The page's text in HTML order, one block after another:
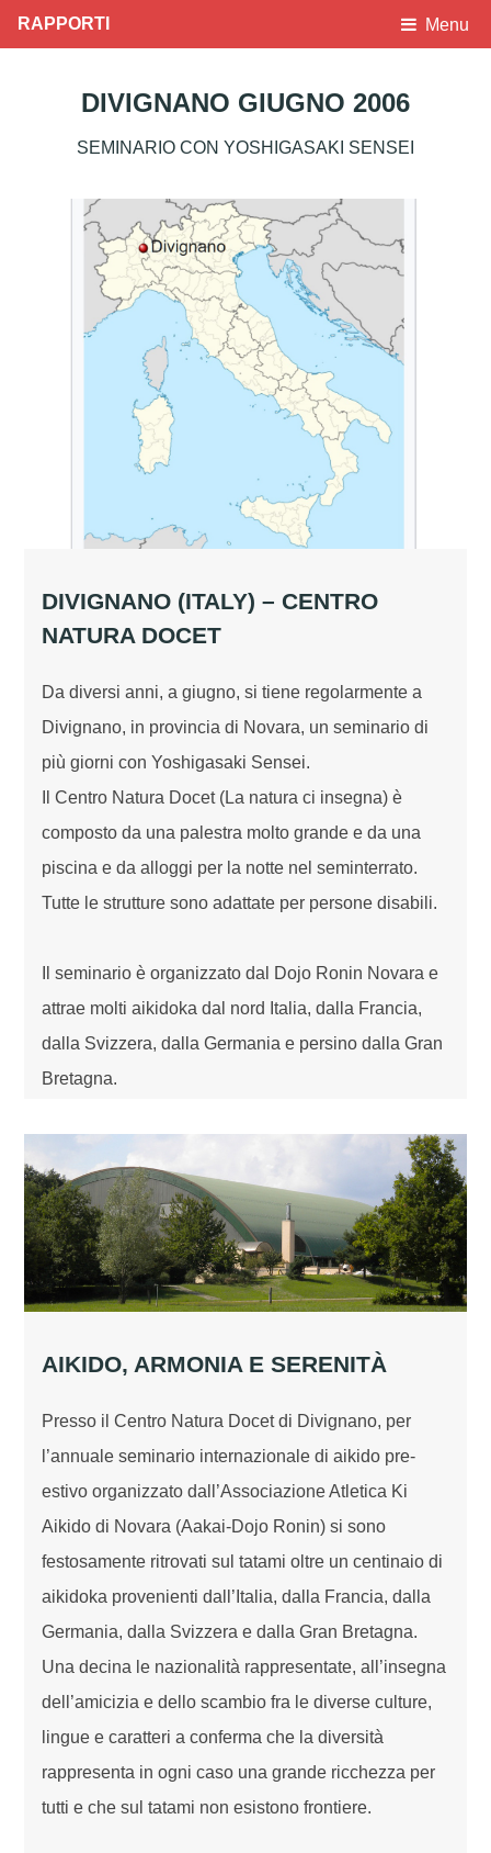
RAPPORTI Menu
DIVIGNANO GIUGNO 2006
SEMINARIO CON YOSHIGASAKI SENSEI
DIVIGNANO (ITALY) – CENTRO
NATURA DOCET
Da diversi anni, a giugno, si tiene regolarmente a
Divignano, in provincia di Novara, un seminario di
più giorni con Yoshigasaki Sensei.
Il Centro Natura Docet (La natura ci insegna) è
composto da una palestra molto grande e da una
piscina e da alloggi per la notte nel seminterrato.
Tutte le strutture sono adattate per persone disabili.
Il seminario è organizzato dal Dojo Ronin Novara e
attrae molti aikidoka dal nord Italia, dalla Francia,
dalla Svizzera, dalla Germania e persino dalla Gran
Bretagna.
AIKIDO, ARMONIA E SERENITÀ
Presso il Centro Natura Docet di Divignano, per
l’annuale seminario internazionale di aikido pre-
estivo organizzato dall’Associazione Atletica Ki
Aikido di Novara (Aakai-Dojo Ronin) si sono
festosamente ritrovati sul tatami oltre un centinaio di
aikidoka provenienti dall’Italia, dalla Francia, dalla
Germania, dalla Svizzera e dalla Gran Bretagna.
Una decina le nazionalità rappresentate, all’insegna
dell’amicizia e dello scambio fra le diverse culture,
lingue e caratteri a conferma che la diversità
rappresenta in ogni caso una grande ricchezza per
tutti e che sul tatami non esistono frontiere.